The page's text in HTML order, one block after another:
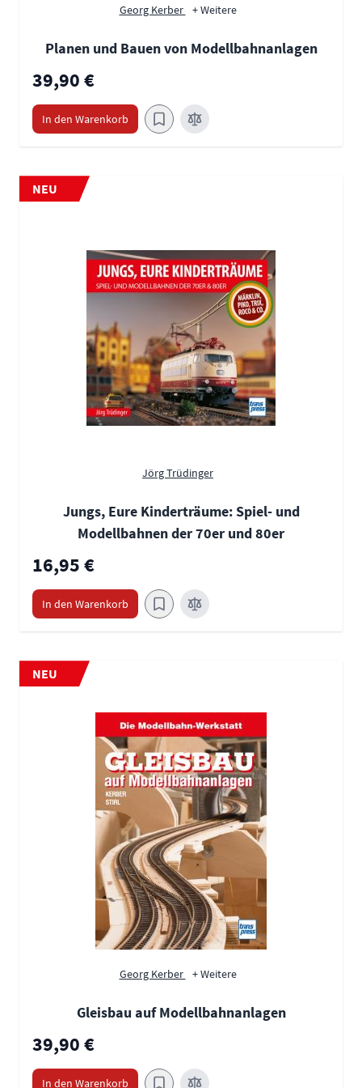
Georg Kerber + Weitere
Planen und Bauen von Modellbahnanlagen
39,90 €
In den Warenkorb
NEU
Jörg Trüdinger
Jungs, Eure Kinderträume: Spiel- und
Modellbahnen der 70er und 80er
16,95 €
In den Warenkorb
NEU
Georg Kerber + Weitere
Gleisbau auf Modellbahnanlagen
39,90 €
In den Warenkorb